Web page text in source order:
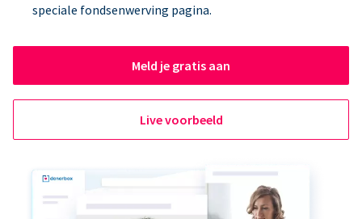
speciale fondsenwerving pagina.
Meld je gratis aan
Live voorbeeld